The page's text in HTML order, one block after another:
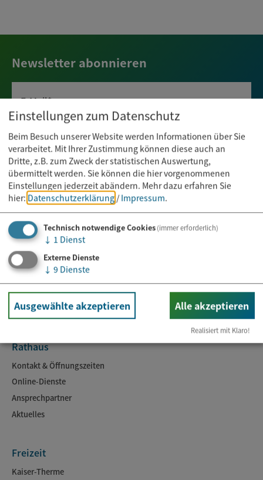
Newsletter abonnieren
E-Mail*
Rathaus
Kontakt & Öffnungszeiten
Online-Dienste
Ansprechpartner
Aktuelles
Freizeit
Kaiser-Therme
Einstellungen zum Datenschutz
Beim Besuch unserer Website werden Informationen über Sie
verarbeitet. Mit Ihrer Zustimmung können diese auch an
Dritte, z.B. zum Zweck der statistischen Auswertung,
übermittelt werden. Sie können die hier vorgenommenen
Einstellungen jederzeit abändern. Mehr dazu erfahren Sie
hier: Datenschutzerklärung / Impressum.
Technisch notwendige Cookies(immer erforderlich)
↓ 1 Dienst
Externe Dienste
↓ 9 Dienste
Ausgewählte akzeptieren Alle akzeptieren
Realisiert mit Klaro!